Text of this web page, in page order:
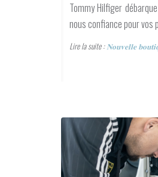
Tommy Hilfiger
nous confiance pour
Lire la suite :𝐍𝐨𝐮𝐯𝐞𝐥𝐥𝐞